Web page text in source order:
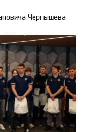
Чернышева